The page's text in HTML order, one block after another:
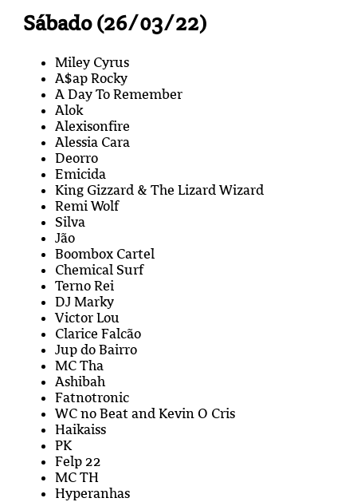
Sábado (26/03/22)
Miley Cyrus
A$ap Rocky
A Day To Remember
Alok
Alexisonfire
Alessia Cara
Deorro
Emicida
King Gizzard & The Lizard Wizard
Remi Wolf
Silva
Jão
Boombox Cartel
Chemical Surf
Terno Rei
DJ Marky
Victor Lou
Clarice Falcão
Jup do Bairro
MC Tha
Ashibah
Fatnotronic
WC no Beat and Kevin O Cris
Haikaiss
PK
Felp 22
MC TH
Hyperanhas